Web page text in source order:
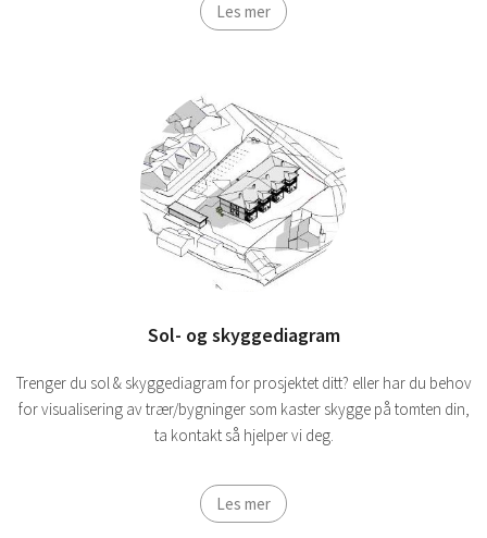
Les mer
Sol- og skyggediagram
Trenger du sol & skyggediagram for prosjektet ditt? eller har du behov
for visualisering av trær/bygninger som kaster skygge på tomten din,
ta kontakt så hjelper vi deg.
Les mer